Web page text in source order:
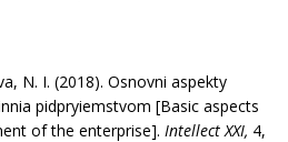
N. I. (2018). Osnovni aspekty
pidpryiemstvom [Basic aspects
of the enterprise]. Intellect XXI, 4,